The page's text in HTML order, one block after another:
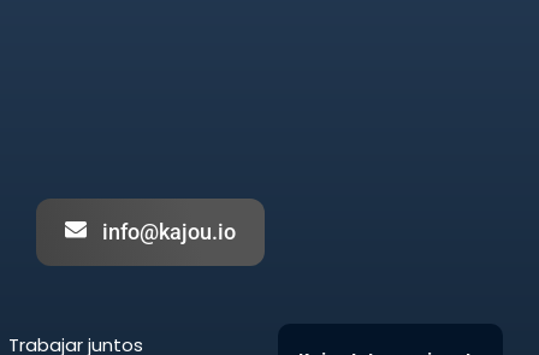
info@kajou.io
Trabajar juntos